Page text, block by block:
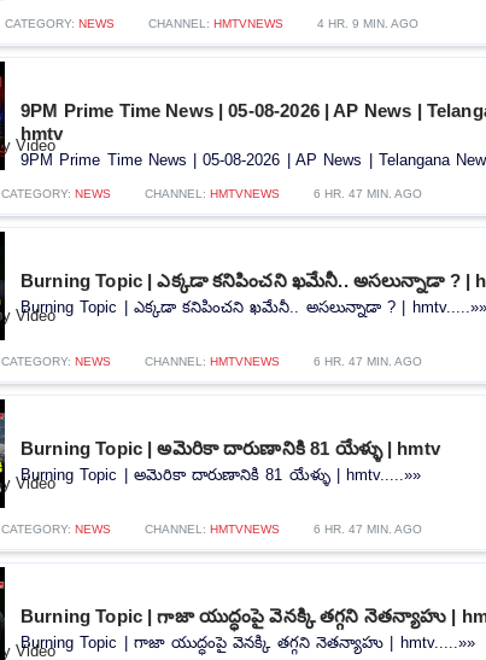
CATEGORY: NEWS CHANNEL: HMTVNEWS 4 HR. 9 MIN. AGO
9PM Prime Time News | 05-08-2026 | AP News |
hmtv
9PM Prime Time News | 05-08-2026 | AP News | Telangana
CATEGORY: NEWS CHANNEL: HMTVNEWS 6 HR. 47 MIN. AGO
Burning Topic | ఎక్కడా కనిపించని ఖమేనీ.. అసలున్నాడా ? |
Burning Topic | ఎక్కడా కనిపించని ఖమేనీ.. అసలున్నాడా ? | hmtv.....»»
CATEGORY: NEWS CHANNEL: HMTVNEWS 6 HR. 47 MIN. AGO
Burning Topic | అమెరికా దారుణానికి 81 యేళ్ళు | hmtv
Burning Topic | అమెరికా దారుణానికి 81 యేళ్ళు | hmtv.....»»
CATEGORY: NEWS CHANNEL: HMTVNEWS 6 HR. 47 MIN. AGO
Burning Topic | గాజా యుద్ధంపై వెనక్కి తగ్గని నెతన్యాహు |
Burning Topic | గాజా యుద్ధంపై వెనక్కి తగ్గని నెతన్యాహు | hmtv.....»»